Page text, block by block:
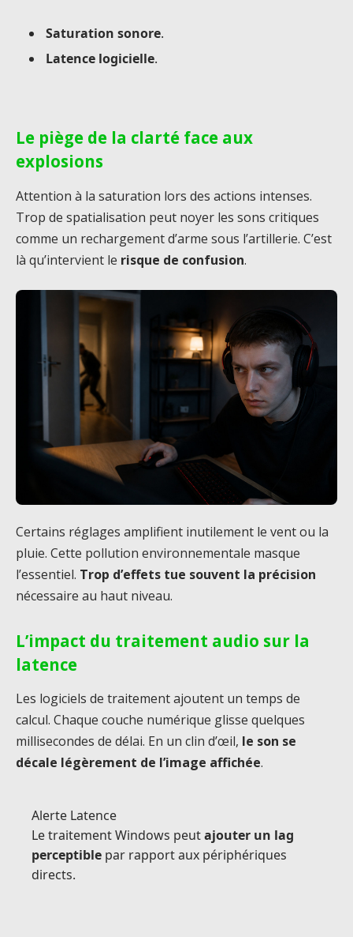
Saturation sonore.
Latence logicielle.
Le piège de la clarté face aux
explosions
Attention à la saturation lors des actions intenses.
Trop de spatialisation peut noyer les sons critiques
comme un rechargement d’arme sous l’artillerie. C’est
là qu’intervient le risque de confusion.
Certains réglages amplifient inutilement le vent ou la
pluie. Cette pollution environnementale masque
l’essentiel. Trop d’effets tue souvent la précision
nécessaire au haut niveau.
L’impact du traitement audio sur la
latence
Les logiciels de traitement ajoutent un temps de
calcul. Chaque couche numérique glisse quelques
millisecondes de délai. En un clin d’œil, le son se
décale légèrement de l’image affichée.
Alerte Latence
Le traitement Windows peutajouter un lag
perceptible par rapport aux périphériques
directs.